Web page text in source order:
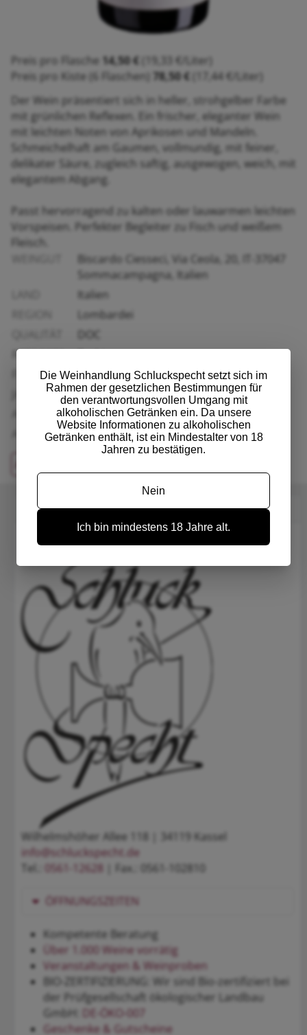
Preis pro Flasche 14,50 € (19,33 €/Liter)
Preis pro Kiste (6 Flaschen)
78,50 € (17,44 €/Liter)
Der Wein präsentiert sich in heller, strohgelber Farbe
mit grünlichen Reflexen. Ein frischer, eleganter Wein
mit leichten Noten von Aprikosen und Mandeln.
Schmeichelhaft am Gaumen, vollmundig, mit feiner,
delikater Säure, zugleich saftig, ausgewogen, weich, mit
elegantem Abgang.
Passt hervorragend zu kalten oder lauwarmen leichten
Vorspeisen. Perfekter Begleiter zu Fisch und weißem
Fleisch.
Biscardo Ciesseci, Via Ceola, 20, IT-37047
Sommacampagna, Italien
Italien
Lombardei
DOC
REBSORTE
FLASCHE
0,75 l
JAHRGANG
2025
ALKOHOL
12,5 % Vol.
ALLERGENE Enthält Sulfite
Weinhandlung Schluckspecht GmbH
Wilhelmshöher Allee 118 | 34119 Kassel
info@schluckspecht.de
Tel.:
0561-12628 | Fax.: 0561-102810
ÖFFNUNGSZEITEN
Kompetente Beratung
Über 1.000 Weine vorrätig
Veranstaltungen & Weinproben
BIO-ZERTIFIZIERUNG: Wir sind Bio-zertifiziert bei
der Prüfgesellschaft ökologischer Landbau
GmbH:
DE-ÖKO-007
Geschenke & Gutscheine
Die Weinhandlung Schluckspecht setzt sich im
Rahmen der gesetzlichen Bestimmungen für
den verantwortungsvollen Umgang mit
alkoholischen Getränken ein. Da unsere
Website Informationen zu alkoholischen
Getränken enthält, ist ein Mindestalter von 18
Jahren zu bestätigen.
Nein
Ich bin mindestens 18 Jahre alt.